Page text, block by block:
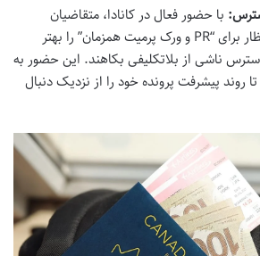
با حضور فعال در کانادا، متقاضیان
می‌توانند دوران انتظار برای “PR و ورک پرمیت همزمان” را بهتر
ناشی از بلاتکلیفی بکاهند. این حضور به
روند پیشرفت پرونده خود را از نزدیک دنبال